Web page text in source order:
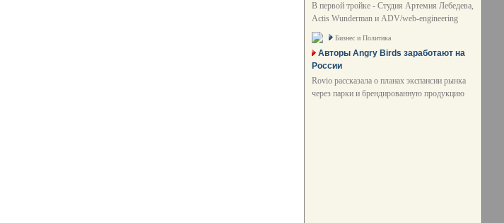
В первой тройке - Студия Артемия Лебедева,
Actis Wunderman и ADV/web-engineering
Бизнес и Политика
Авторы Angry Birds заработают на
России
Rovio рассказала о планах экспансии рынка
через парки и брендированную продукцию